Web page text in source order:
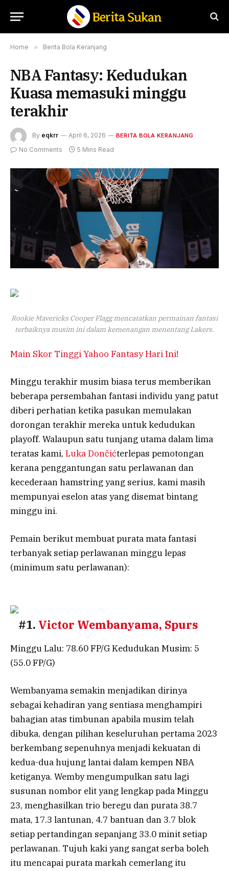
Home » Berita Bola Keranjang
NBA Fantasy: Kedudukan
Kuasa memasuki minggu
terakhir
By eqkrr April 6, 2026 BERITA BOLA KERANJANG
No Comments 5 Mins Read
Rookie Mavericks Cooper Flagg mencatatkan permainan fantasi
terbaiknya musim ini dalam kemenangan menentang Lakers.
Main Skor Tinggi Yahoo Fantasy Hari Ini!
Minggu terakhir musim biasa terus memberikan
beberapa persembahan fantasi individu yang patut
diberi perhatian ketika pasukan memulakan
dorongan terakhir mereka untuk kedudukan
playoff. Walaupun satu tunjang utama dalam lima
teratas kami, LukaDončićterlepas pemotongan
kerana penggantungan satu perlawanan dan
kecederaan hamstring yang serius, kami masih
mempunyai eselon atas yang disemat bintang
minggu ini.
Pemain berikut membuat purata mata fantasi
terbanyak setiap perlawanan minggu lepas
(minimum satu perlawanan):
#1. Victor Wembanyama, Spurs
Minggu Lalu: 78.60 FP/G Kedudukan Musim: 5
(55.0 FP/G)
Wembanyama semakin menjadikan dirinya
sebagai kehadiran yang sentiasa menghampiri
bahagian atas timbunan apabila musim telah
dibuka, dengan pilihan keseluruhan pertama 2023
berkembang sepenuhnya menjadi kekuatan di
kedua-dua hujung lantai dalam kempen NBA
ketiganya. Wemby mengumpulkan satu lagi
susunan nombor elit yang lengkap pada Minggu
23, menghasilkan trio beregu dan purata 38.7
mata, 17.3 lantunan, 4.7 bantuan dan 3.7 blok
setiap pertandingan sepanjang 33.0 minit setiap
perlawanan. Tujuh kaki yang sangat serba boleh
itu mencapai purata markah cemerlang itu